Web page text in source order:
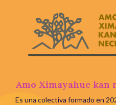
Amo Ximayahue
Es una colectiva formado en